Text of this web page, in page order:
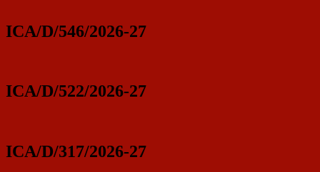
ICA/D/546/2026-27
ICA/D/522/2026-27
ICA/D/317/2026-27